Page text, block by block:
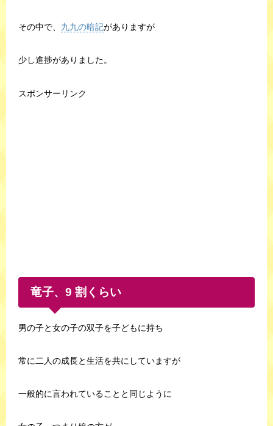
その中で、 九九の暗記がありますが
少し進捗がありました。
スポンサーリンク
竜子、9 割くらい
男の子と女の子の双子を子どもに持ち
常に二人の成長と生活を共にしていますが
一般的に言われていることと同じように